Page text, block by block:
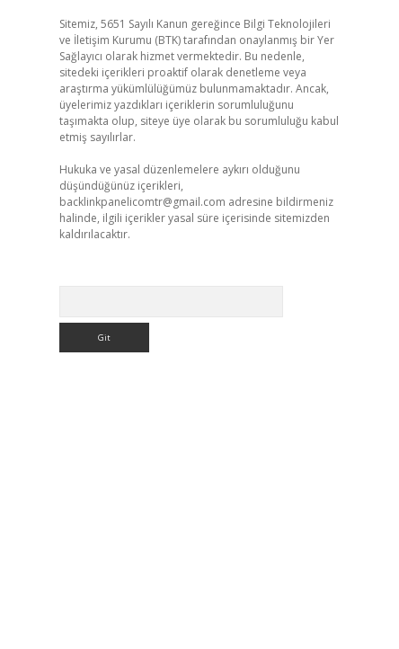
Sitemiz, 5651 Sayılı Kanun gereğince Bilgi Teknolojileri
ve İletişim Kurumu (BTK) tarafından onaylanmış bir Yer
Sağlayıcı olarak hizmet vermektedir. Bu nedenle,
sitedeki içerikleri proaktif olarak denetleme veya
araştırma yükümlülüğümüz bulunmamaktadır. Ancak,
üyelerimiz yazdıkları içeriklerin sorumluluğunu
taşımakta olup, siteye üye olarak bu sorumluluğu kabul
etmiş sayılırlar.
Hukuka ve yasal düzenlemelere aykırı olduğunu
düşündüğünüz içerikleri,
backlinkpanelicomtr@gmail.com adresine bildirmeniz
halinde, ilgili içerikler yasal süre içerisinde sitemizden
kaldırılacaktır.